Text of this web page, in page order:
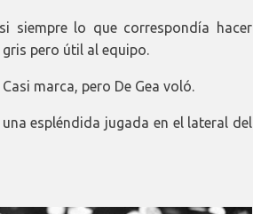
siempre lo que correspondía hacer
pero útil al equipo.
marca, pero De Gea voló.
espléndida jugada en el lateral del